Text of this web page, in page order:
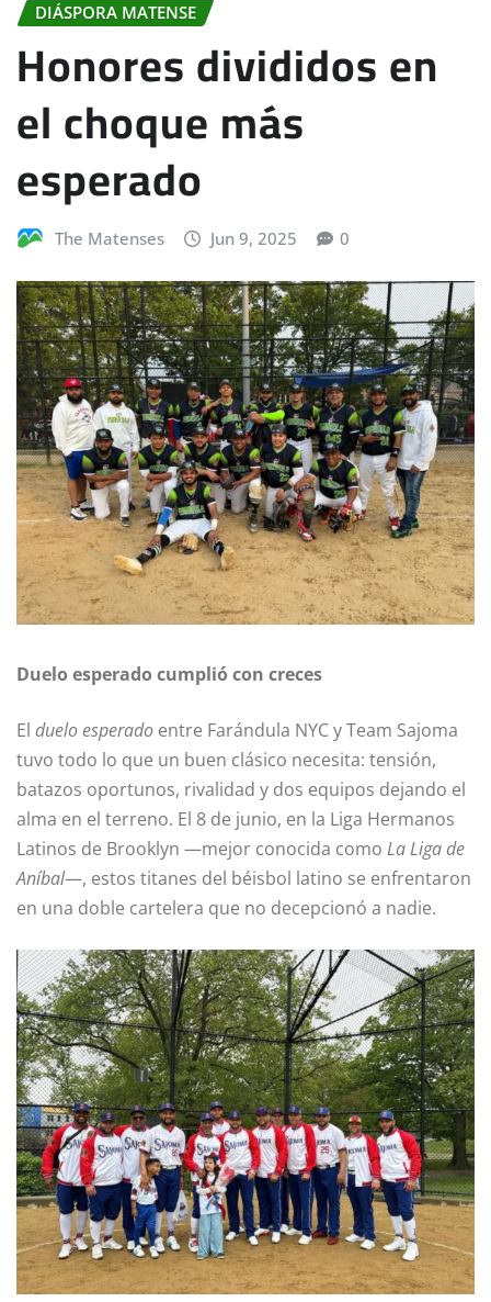
DIÁSPORA MATENSE
Honores divididos en
el choque más
esperado
The Matenses Jun 9, 2025 0
Duelo esperado cumplió con creces
El duelo esperado entre Farándula NYC y Team Sajoma
tuvo todo lo que un buen clásico necesita: tensión,
batazos oportunos, rivalidad y dos equipos dejando el
alma en el terreno. El 8 de junio, en la Liga Hermanos
Latinos de Brooklyn —mejor conocida como La Liga de
Aníbal—, estos titanes del béisbol latino se enfrentaron
en una doble cartelera que no decepcionó a nadie.